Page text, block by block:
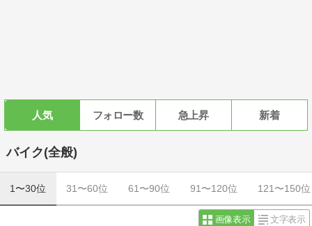
人気 フォロー数 急上昇 新着
バイク(全般)
1〜30位 31〜60位 61〜90位 91〜120位 121〜150位
画像表示 文字表示